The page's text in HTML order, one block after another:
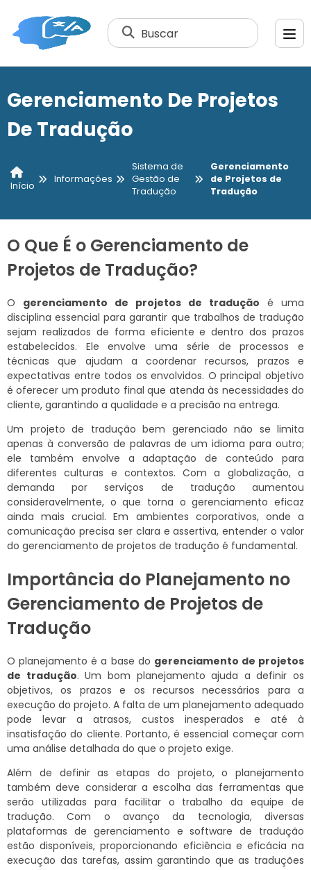
Buscar
Gerenciamento De Projetos
De Tradução
Início
Informações
Sistema de
Gestão de
Tradução
Gerenciamento
de Projetos de
Tradução
O Que É o Gerenciamento de
Projetos de Tradução?
O gerenciamento de projetos de tradução é uma
disciplina essencial para garantir que trabalhos de tradução
sejam realizados de forma eficiente e dentro dos prazos
estabelecidos. Ele envolve uma série de processos e
técnicas que ajudam a coordenar recursos, prazos e
expectativas entre todos os envolvidos. O principal objetivo
é oferecer um produto final que atenda às necessidades do
cliente, garantindo a qualidade e a precisão na entrega.
Um projeto de tradução bem gerenciado não se limita
apenas à conversão de palavras de um idioma para outro;
ele também envolve a adaptação de conteúdo para
diferentes culturas e contextos. Com a globalização, a
demanda por serviços de tradução aumentou
consideravelmente, o que torna o gerenciamento eficaz
ainda mais crucial. Em ambientes corporativos, onde a
comunicação precisa ser clara e assertiva, entender o valor
do gerenciamento de projetos de tradução é fundamental.
Importância do Planejamento no
Gerenciamento de Projetos de
Tradução
O planejamento é a base do gerenciamento de projetos
de tradução. Um bom planejamento ajuda a definir os
objetivos, os prazos e os recursos necessários para a
execução do projeto. A falta de um planejamento adequado
pode levar a atrasos, custos inesperados e até à
insatisfação do cliente. Portanto, é essencial começar com
uma análise detalhada do que o projeto exige.
Além de definir as etapas do projeto, o planejamento
também deve considerar a escolha das ferramentas que
serão utilizadas para facilitar o trabalho da equipe de
tradução. Com o avanço da tecnologia, diversas
plataformas de gerenciamento e software de tradução
estão disponíveis, proporcionando eficiência e eficácia na
execução das tarefas, assim garantindo que as traduções